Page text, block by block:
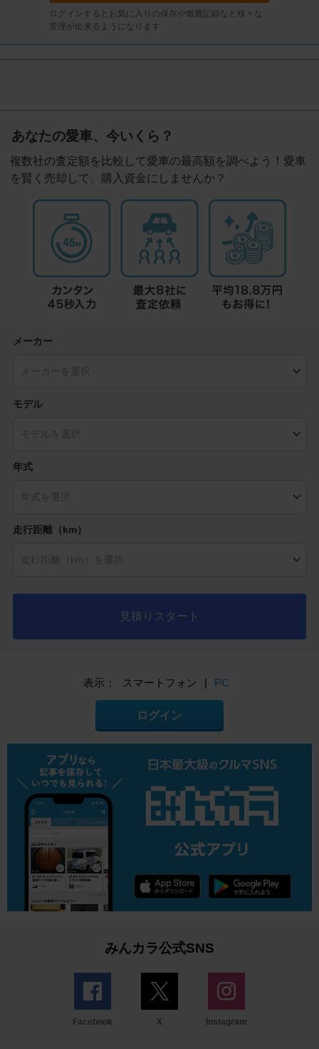
ログインするとお気に入りの保存や燃費記録など様々な
管理が出来るようになります
あなたの愛車、今いくら？
複数社の査定額を比較して愛車の最高額を調べよう！愛車
を賢く売却して、購入資金にしませんか？
メーカー
モデル
年式
走行距離（km）
見積りスタート
表示： スマートフォン | PC
ログイン
みんカラ公式SNS
Facebook X Instagram